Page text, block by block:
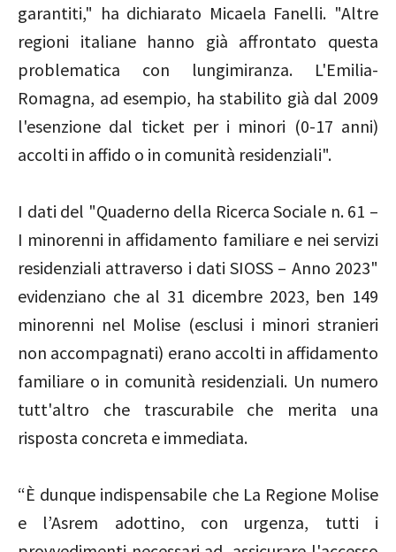
garantiti," ha dichiarato Micaela Fanelli. "Altre
regioni italiane hanno già affrontato questa
problematica con lungimiranza. L'Emilia-
Romagna, ad esempio, ha stabilito già dal 2009
l'esenzione dal ticket per i minori (0-17 anni)
accolti in affido o in comunità residenziali".
I dati del "Quaderno della Ricerca Sociale n. 61 –
I minorenni in affidamento familiare e nei servizi
residenziali attraverso i dati SIOSS – Anno 2023"
evidenziano che al 31 dicembre 2023, ben 149
minorenni nel Molise (esclusi i minori stranieri
non accompagnati) erano accolti in affidamento
familiare o in comunità residenziali. Un numero
tutt'altro che trascurabile che merita una
risposta concreta e immediata.
“È dunque indispensabile che La Regione Molise
e l’Asrem adottino, con urgenza, tutti i